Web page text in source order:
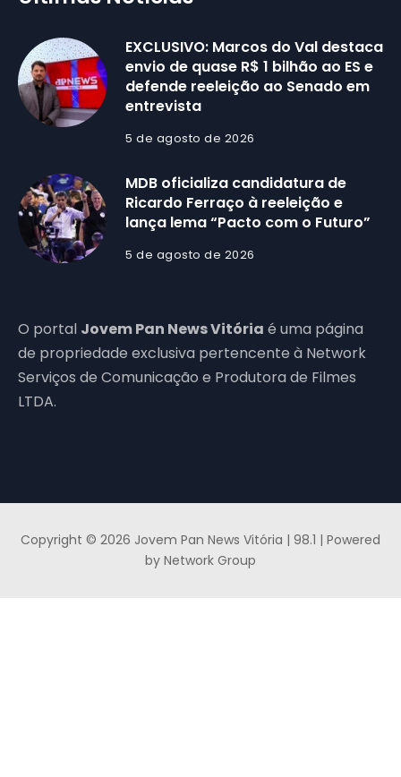
EXCLUSIVO: Marcos do Val destaca
envio de quase R$ 1 bilhão ao ES e
defende reeleição ao Senado em
entrevista
5 de agosto de 2026
MDB oficializa candidatura de
Ricardo Ferraço à reeleição e
lança lema “Pacto com o Futuro”
5 de agosto de 2026
O portal Jovem Pan News Vitória é uma página
de propriedade exclusiva pertencente à Network
Serviços de Comunicação e Produtora de Filmes
LTDA.
Copyright © 2026 Jovem Pan News Vitória | 98.1 | Powered
by Network Group